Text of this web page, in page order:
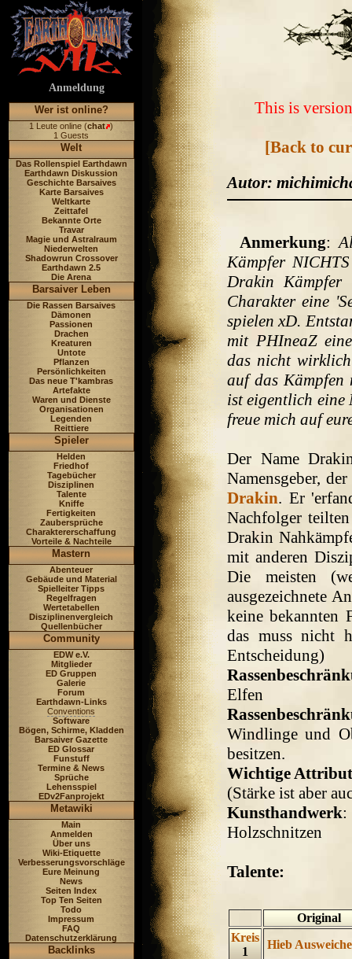
Anmeldung
Wer ist online?
1 Leute online (chat )
1 Guests
Welt
Das Rollenspiel Earthdawn
Earthdawn Diskussion
Geschichte Barsaives
Karte Barsaives
Weltkarte
Zeittafel
Bekannte Orte
Travar
Magie und Astralraum
Niederwelten
Shadowrun Crossover
Earthdawn 2.5
Die Arena
Barsaiver Leben
Die Rassen Barsaives
Dämonen
Passionen
Drachen
Kreaturen
Untote
Pflanzen
Persönlichkeiten
Das neue T'kambras
Artefakte
Waren und Dienste
Organisationen
Legenden
Reittiere
Spieler
Helden
Friedhof
Tagebücher
Disziplinen
Talente
Kniffe
Fertigkeiten
Zaubersprüche
Charaktererschaffung
Vorteile & Nachteile
Mastern
Abenteuer
Gebäude und Material
Spielleiter Tipps
Regelfragen
Wertetabellen
Disziplinenvergleich
Quellenbücher
Community
EDW e.V.
Mitglieder
ED Gruppen
Galerie
Forum
Earthdawn-Links
Conventions
Software
Bögen, Schirme, Kladden
Barsaiver Gazette
ED Glossar
Funstuff
Termine & News
Sprüche
Lehensspiel
EDv2Fanprojekt
Metawiki
Main
Anmelden
Über uns
Wiki-Etiquette
Verbesserungsvorschläge
Eure Meinung
News
Seiten Index
Top Ten Seiten
Todo
Impressum
FAQ
Datenschutzerklärung
Backlinks
This is
[Back to
Autor:
Anmerkung:
Kämpfer
Drakin
Charakter eine
spielen xD.
mit PHIneaZ
das nicht
auf das
ist eigentlich eine
freue mich auf
Der Name
Namensgeber,
Drakin. Er
Nachfolger
Drakin
mit anderen
Die meisten
ausgezeichnete
keine bekannten
das muss nicht
Entscheidung)
Elfen
Windlinge und
besitzen.
Wichtige
(Stärke ist aber
Kunsthandwerk:
Holzschnitzen
Talente:
Original
Kreis
1
Hieb